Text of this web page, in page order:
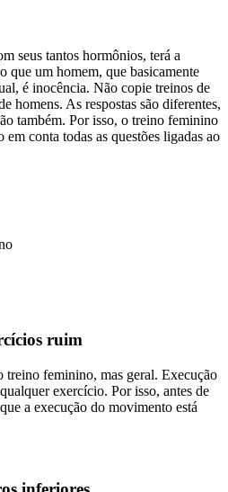
seus tantos hormônios, terá a
que um homem, que basicamente
é inocência. Não copie treinos de
homens. As respostas são diferentes,
também. Por isso, o treino feminino
conta todas as questões ligadas ao
ruim
treino feminino, mas geral. Execução
exercício. Por isso, antes de
a execução do movimento está